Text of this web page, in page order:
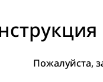
Пожалуйста,